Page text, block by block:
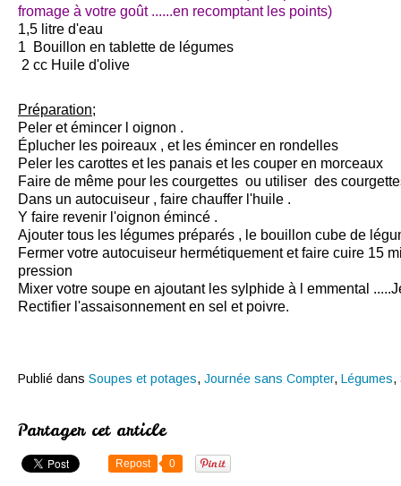
fromage à votre goût ......en recomptant les points)
1,5 litre d'eau
1 Bouillon en tablette de légumes
2 cc Huile d'olive
Préparation;
Peler et émincer l oignon .
Éplucher les poireaux , et les émincer en rondelles
Peler les carottes et les panais et les couper en morceaux
Faire de même pour les courgettes ou utiliser des
Dans un autocuiseur , faire chauffer l'huile .
Y faire revenir l'oignon émincé .
Ajouter tous les légumes préparés , le bouillon cube de
Fermer votre autocuiseur hermétiquement et faire cuire 15
pression
Mixer votre soupe en ajoutant les sylphide à l emmental
Rectifier l'assaisonnement en sel et poivre.
Publié dans Soupes et potages, Journée sans Compter, Légumes,
Partager cet article
Repost 0